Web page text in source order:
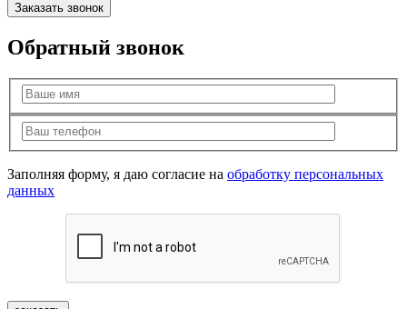
Заказать звонок
Обратный звонок
Заполняя форму, я даю согласие на обработку персональных
данных